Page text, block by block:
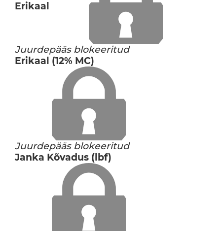
Erikaal
Juurdepääs blokeeritud
Erikaal (12% MC)
Juurdepääs blokeeritud
Janka Kõvadus (lbf)